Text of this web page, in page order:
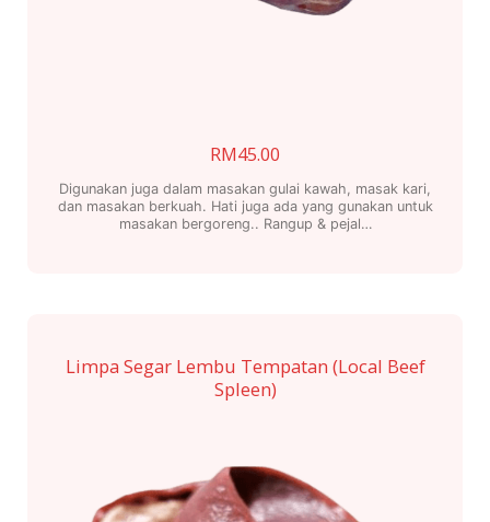
RM45.00
Digunakan juga dalam masakan gulai kawah, masak kari,
dan masakan berkuah. Hati juga ada yang gunakan untuk
masakan bergoreng.. Rangup & pejal…
Limpa Segar Lembu Tempatan (Local Beef
Spleen)